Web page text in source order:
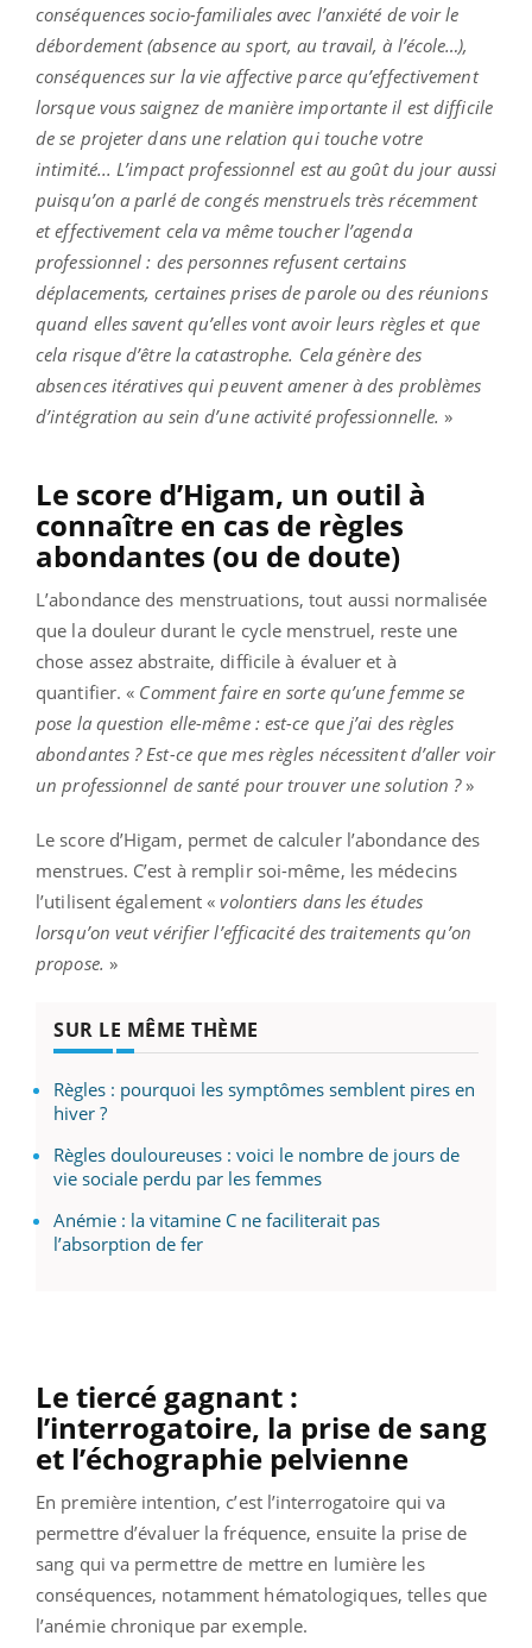
conséquences socio-familiales avec l’anxiété de voir le
débordement (absence au sport, au travail, à l’école…),
conséquences sur la vie affective parce qu’effectivement
lorsque vous saignez de manière importante il est difficile
de se projeter dans une relation qui touche votre
intimité... L’impact professionnel est au goût du jour aussi
puisqu’on a parlé de congés menstruels très récemment
et effectivement cela va même toucher l’agenda
professionnel : des personnes refusent certains
déplacements, certaines prises de parole ou des réunions
quand elles savent qu’elles vont avoir leurs règles et que
cela risque d’être la catastrophe. Cela génère des
absences itératives qui peuvent amener à des problèmes
d’intégration au sein d’une activité professionnelle. »
Le score d’Higam, un outil à
connaître en cas de règles
abondantes (ou de doute)
L’abondance des menstruations, tout aussi normalisée
que la douleur durant le cycle menstruel, reste une
chose assez abstraite, difficile à évaluer et à
quantifier. « Comment faire en sorte qu’une femme se
pose la question elle-même : est-ce que j’ai des règles
abondantes ? Est-ce que mes règles nécessitent d’aller voir
un professionnel de santé pour trouver une solution ?»
Le score d’Higam, permet de calculer l’abondance des
menstrues. C’est à remplir soi-même, les médecins
l’utilisent également «volontiers dans les études
lorsqu’on veut vérifier l’efficacité des traitements qu’on
propose. »
SUR LE MÊME THÈME
Règles : pourquoi les symptômes semblent pires en
hiver ?
Règles douloureuses : voici le nombre de jours de
vie sociale perdu par les femmes
Anémie : la vitamine C ne faciliterait pas
l’absorption de fer
Le tiercé gagnant :
l’interrogatoire, la prise de sang
et l’échographie pelvienne
En première intention, c’est l’interrogatoire qui va
permettre d’évaluer la fréquence, ensuite la prise de
sang qui va permettre de mettre en lumière les
conséquences, notamment hématologiques, telles que
l’anémie chronique par exemple.